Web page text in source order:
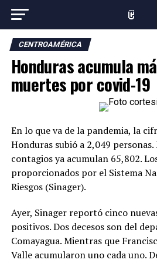
CENTROAMÉRICA
Honduras acumula
muertes por covid-19
En lo que va de la pandemia, la
Honduras subió a 2,049
contagios ya acumulan 65,802.
proporcionados por el Sistema
Riesgos (Sinager).
Ayer, Sinager reportó cinco
positivos. Dos decesos son del
Comayagua. Mientras que
Valle acumularon uno cada uno.